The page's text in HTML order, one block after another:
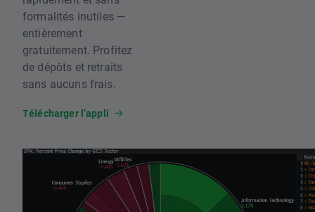
formalités inutiles —
entièrement
gratuitement. Profitez
de dépôts et retraits
sans aucuns frais.
Télécharger l’appli